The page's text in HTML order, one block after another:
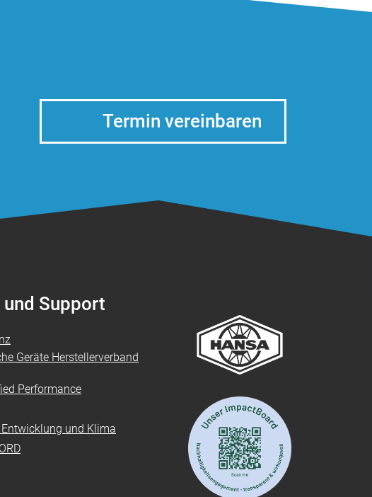
Termin vereinbaren
Support
Geräte Herstellerverband
Performance
und Klima